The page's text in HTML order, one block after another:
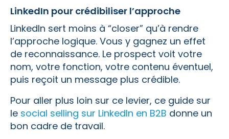
LinkedIn pour crédibiliser l’approche
LinkedIn sert moins à “closer” qu’à rendre
l’approche logique. Vous y gagnez un effet
de reconnaissance. Le prospect voit votre
nom, votre fonction, votre contenu éventuel,
puis reçoit un message plus crédible.
Pour aller plus loin sur ce levier, ce guide sur
le social selling sur LinkedIn en B2B donne un
bon cadre de travail.